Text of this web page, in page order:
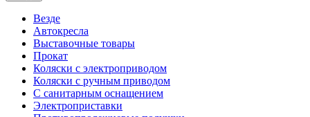
Везде
Автокресла
Выставочные товары
Прокат
Коляски с электроприводом
Коляски с ручным приводом
С санитарным оснащением
Электроприставки